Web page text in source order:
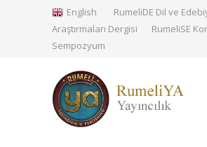
English
RumeliDE Dil ve
Araştırmaları Dergisi
RumeliSE
Sempozyum